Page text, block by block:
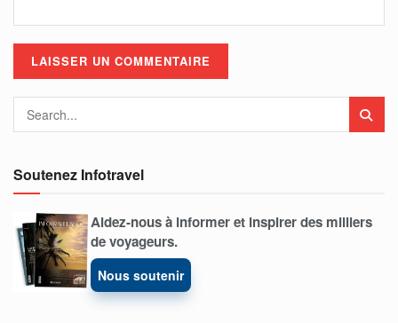
Soutenez Infotravel
Aidez-nous à informer et inspirer des milliers
de voyageurs.
Nous soutenir